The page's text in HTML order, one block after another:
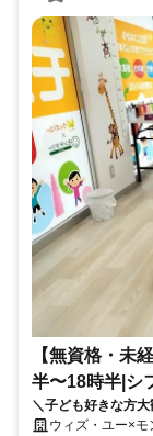
【無資格・未
半〜18時半|シ
＼子ども好きな方
ア世代の方も活躍
ウィズ・ユー×